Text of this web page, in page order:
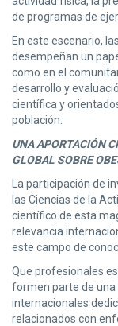
de programas de
En este escenario,
desempeñan un
como en el
desarrollo y
científica y
población.
UNA APORTACIÓN
GLOBAL SOBRE
La participación de
las Ciencias de la
científico de esta
relevancia
este campo de
Que profesionales
formen parte de una
internacionales
relacionados con